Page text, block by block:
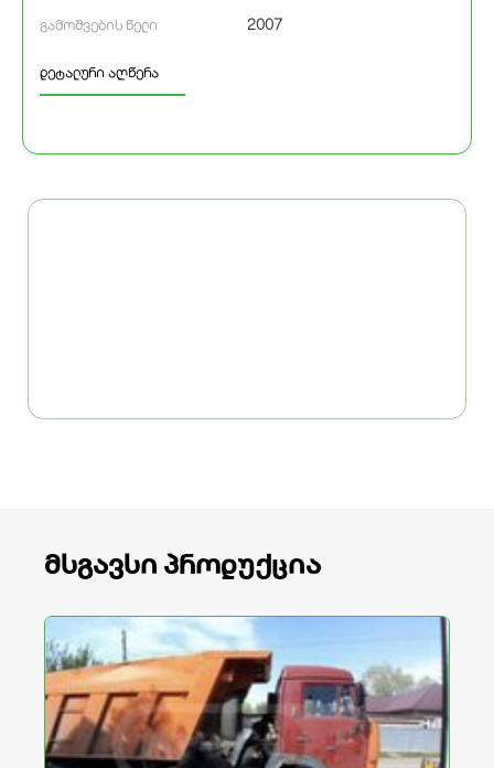
გამოშვების წელი 2007
დეტალური აღწერა
მსგავსი პროდუქცია